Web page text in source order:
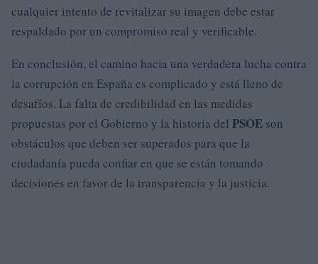
cualquier intento de revitalizar su imagen debe estar
respaldado por un compromiso real y verificable.
En conclusión, el camino hacia una verdadera lucha contra
la corrupción en España es complicado y está lleno de
desafíos. La falta de credibilidad en las medidas
propuestas por el Gobierno y la historia del PSOE son
obstáculos que deben ser superados para que la
ciudadanía pueda confiar en que se están tomando
decisiones en favor de la transparencia y la justicia.